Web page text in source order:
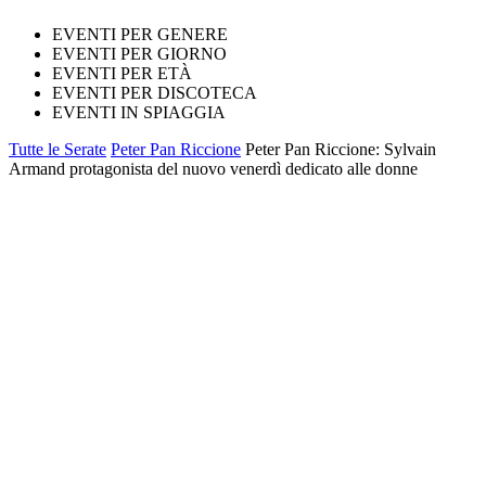
EVENTI PER GENERE
EVENTI PER GIORNO
EVENTI PER ETÀ
EVENTI PER DISCOTECA
EVENTI IN SPIAGGIA
Tutte le Serate Peter Pan Riccione Peter Pan Riccione: Sylvain
Armand protagonista del nuovo venerdì dedicato alle donne